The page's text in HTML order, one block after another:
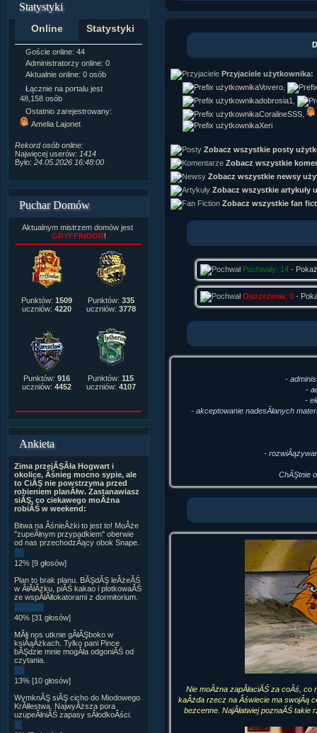
Statystyki
Online Statystyki
Goście online: 44
Administratorzy online: 0
Aktualnie online: 0 osób
Łącznie na portalu jest
48,158 osób
Ostatnio zarejestrowany:
Amelia Lajonet
Rekord osób online:
Najwięcej userów: 1414
Było: 24.05.2026 16:48:00
Napisanych artykułów:
Zdjęć w galerii:21,490
Tematów na forum: 3,921
Postów na forum: 319,637
Komentarzy do materiałów:
Rozdanych pochwał:3,327
Puchar Domów
Aktualnym mistrzem domów jest
GRYFFINDOR!
Punktów: 1509
uczniów: 4220
Punktów: 335
uczniów: 3778
Punktów: 916
uczniów: 4452
Punktów: 115
uczniów: 4107
Ankieta
Zima przejĂŞÂła Hogwart i
okolice, Âśnieg mocno sypie, ale
to CiĂŞ nie powstrzyma przed
robieniem planĂłw. Zastanawiasz
siĂŞ, co ciekawego moÂżna
robiĂŚ w weekend:
Bitwa na ÂśnieÂżki to jest to! MoÂże
"zupeÂłnym przypadkiem" oberwie
od nas przechodzÂący obok Snape.
12% [9 głosów]
Plan to brak planu. BĂŞdĂŞ leÂżeĂŚ
w ÂłĂłÂżku, piĂŚ kakao i plotkowaĂŚ
ze wspĂłÂłlokatorami z dormitorium.
40% [31 głosów]
MĂłj nos utknie gÂłĂŞboko w
ksiÂąÂżkach. Tylko pani Pince
bĂŞdzie mnie mogÂła odgoniĂŚ od
czytania.
13% [10 głosów]
WymknĂŞ siĂŞ cicho do Miodowego
KrĂłlestwa. NajwyÂższa pora
uzupeÂłniĂŚ zapasy sÂłodkoÂści.
Przyjaciele użytkownika:
Vovero,
dobrosia1
CoralineSSS,
Xeri
Zobacz wszystkie posty
Zobacz wszystkie
Zobacz wszystkie newsy
Zobacz wszystkie artykuły
Zobacz wszystkie fan
Pochwały: 14- Pokaż
Ostrzeżenia: 0-
-
-
-
- akceptowanie nadesÂłanych
-
ChĂŞtnie
Nie moÂżna zapÂłaciĂŚ za coÂś, co
kaÂżda rzecz na Âświecie ma swojÂą
bezcenne. NajÂłatwiej poznaĂŚ